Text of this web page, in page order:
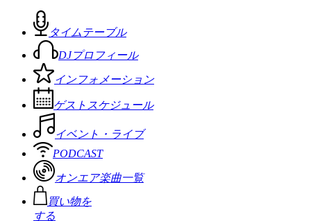
タイムテーブル
DJプロフィール
インフォメーション
ゲストスケジュール
イベント・ライブ
PODCAST
オンエア楽曲一覧
買い物を
する